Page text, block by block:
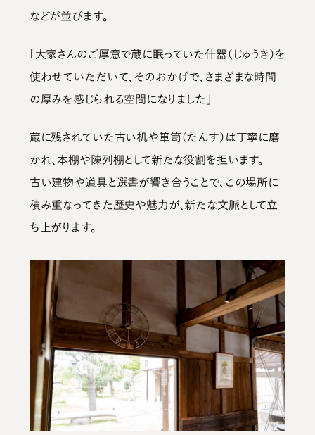
などが並びます。
「大家さんのご厚意で蔵に眠っていた什器（じゅうき）を
使わせていただいて、そのおかげで、さまざまな時間
の厚みを感じられる空間になりました」
蔵に残されていた古い机や箪笥（たんす）は丁寧に磨
かれ、本棚や陳列棚として新たな役割を担います。
古い建物や道具と選書が響き合うことで、この場所に
積み重なってきた歴史や魅力が、新たな文脈として立
ち上がります。